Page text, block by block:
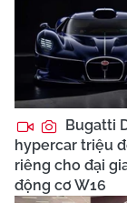
Bugatti
hypercar triệu
riêng cho đại
động cơ W16